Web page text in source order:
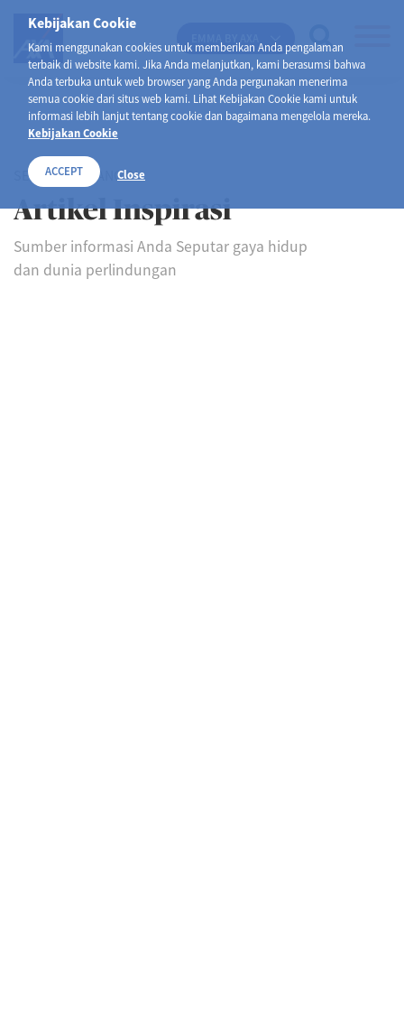
Kebijakan Cookie
Kami menggunakan cookies untuk memberikan Anda pengalaman
terbaik di website kami. Jika Anda melanjutkan, kami berasumsi bahwa
Anda terbuka untuk web browser yang Anda pergunakan menerima
semua cookie dari situs web kami. Lihat Kebijakan Cookie kami untuk
informasi lebih lanjut tentang cookie dan bagaimana mengelola mereka.
Kebijakan Cookie
ACCEPT Close
SELAMAT DATANG DI
Artikel Inspirasi
Sumber informasi Anda Seputar gaya hidup
dan dunia perlindungan